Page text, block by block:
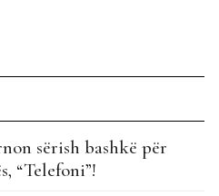
sërish bashkë për
“Telefoni”!